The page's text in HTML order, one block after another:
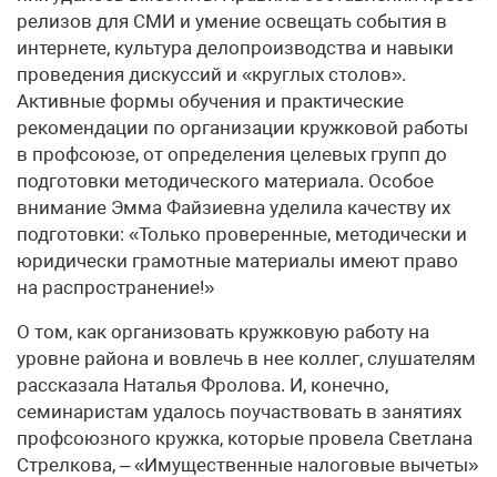
релизов для СМИ и умение освещать события в
интернете, культура делопроизводства и навыки
проведения дискуссий и «круглых столов».
Активные формы обучения и практические
рекомендации по организации кружковой работы
в профсоюзе, от определения целевых групп до
подготовки методического материала. Особое
внимание Эмма Файзиевна уделила качеству их
подготовки: «Только проверенные, методически и
юридически грамотные материалы имеют право
на распространение!»
О том, как организовать кружковую работу на
уровне района и вовлечь в нее коллег, слушателям
рассказала Наталья Фролова. И, конечно,
семинаристам удалось поучаствовать в занятиях
профсоюзного кружка, которые провела Светлана
Стрелкова, – «Имущественные налоговые вычеты»